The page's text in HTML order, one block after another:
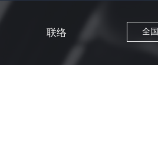
全
联络